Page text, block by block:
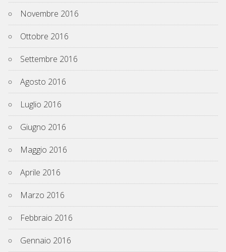
Novembre 2016
Ottobre 2016
Settembre 2016
Agosto 2016
Luglio 2016
Giugno 2016
Maggio 2016
Aprile 2016
Marzo 2016
Febbraio 2016
Gennaio 2016